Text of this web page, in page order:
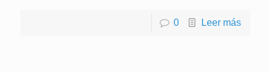
0 Leer más